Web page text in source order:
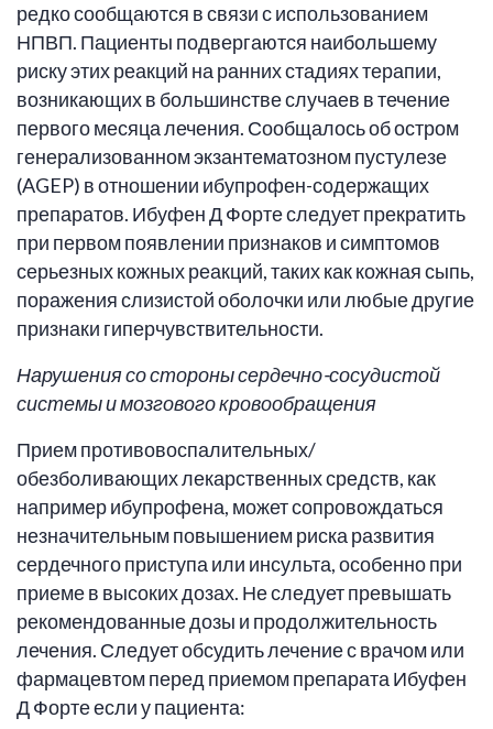
редко сообщаются в связи с использованием
НПВП. Пациенты подвергаются наибольшему
риску этих реакций на ранних стадиях терапии,
возникающих в большинстве случаев в течение
первого месяца лечения. Сообщалось об остром
генерализованном экзантематозном пустулезе
(AGEP) в отношении ибупрофен-содержащих
препаратов. Ибуфен Д Форте следует прекратить
при первом появлении признаков и симптомов
серьезных кожных реакций, таких как кожная сыпь,
поражения слизистой оболочки или любые другие
признаки гиперчувствительности.
Нарушения со стороны сердечно-сосудистой
системы и мозгового кровообращения
Прием противовоспалительных/
обезболивающих лекарственных средств, как
например ибупрофена, может сопровождаться
незначительным повышением риска развития
сердечного приступа или инсульта, особенно при
приеме в высоких дозах. Не следует превышать
рекомендованные дозы и продолжительность
лечения. Следует обсудить лечение с врачом или
фармацевтом перед приемом препарата Ибуфен
Д Форте если у пациента: